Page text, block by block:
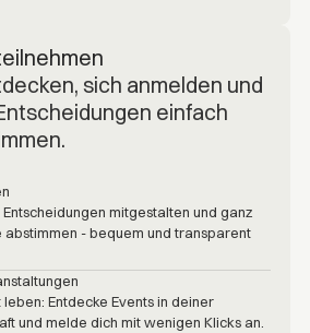
sich anmelden und
einfach
mitgestalten und ganz
abstimmen - bequem und transparent
leben: Entdecke Events in deiner
und melde dich mit wenigen Klicks an.